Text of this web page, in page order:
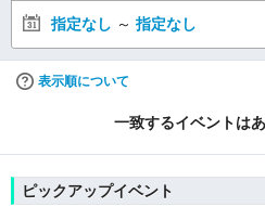
指定なし ～ 指定なし
表示順について
一致するイベントは
ピックアップイベント